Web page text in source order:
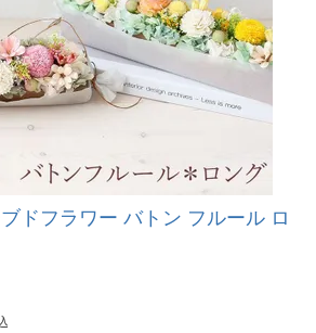
ドフラワー バトン フルール ロ